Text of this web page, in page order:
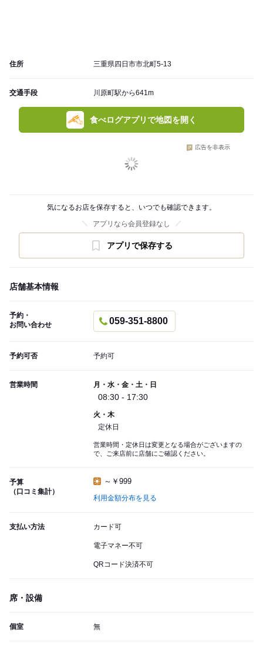
住所 三重県四日市市北町5-13
交通手段 川原町駅から641m
食べログアプリで地図を開く
広告を非表示
気になるお店を保存すると、いつでも確認できます。
アプリなら会員登録なし
アプリで保存する
店舗基本情報
予約・
お問い合わせ
059-351-8800
予約可否 予約可
営業時間 月・水・金・土・日
08:30 - 17:30
火・木
定休日
営業時間・定休日は変更となる場合がございますの
で、ご来店前に店舗にご確認ください。
予算
（口コミ集計）
～￥999
利用金額分布を見る
支払い方法 カード可
電子マネー不可
QRコード決済不可
席・設備
個室 無